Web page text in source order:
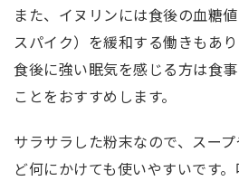
また、イヌリンには食後の血糖
スパイク）を緩和する働きもあり
食後に強い眠気を感じる方は食
ことをおすすめします。
サラサラした粉末なので、スー
ど何にかけても使いやすいです